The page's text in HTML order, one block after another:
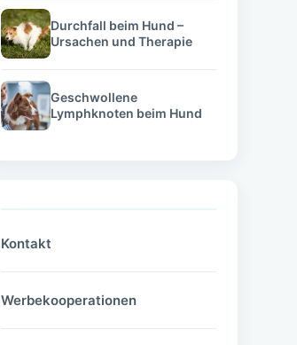
Durchfall beim Hund –
Ursachen und Therapie
Geschwollene
Lymphknoten beim Hund
Kontakt
Werbekooperationen